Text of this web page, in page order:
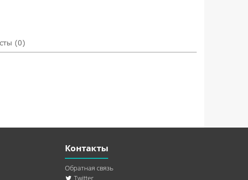
(0)
Контакты
Обратная связь
Twitter